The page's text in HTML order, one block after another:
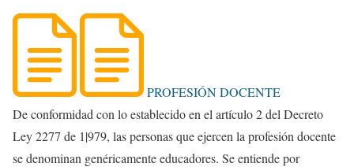
PROFESIÓN DOCENTE
De conformidad con lo establecido en el artículo 2 del Decreto
Ley 2277 de 1|979, las personas que ejercen la profesión docente
se denominan genéricamente educadores. Se entiende por